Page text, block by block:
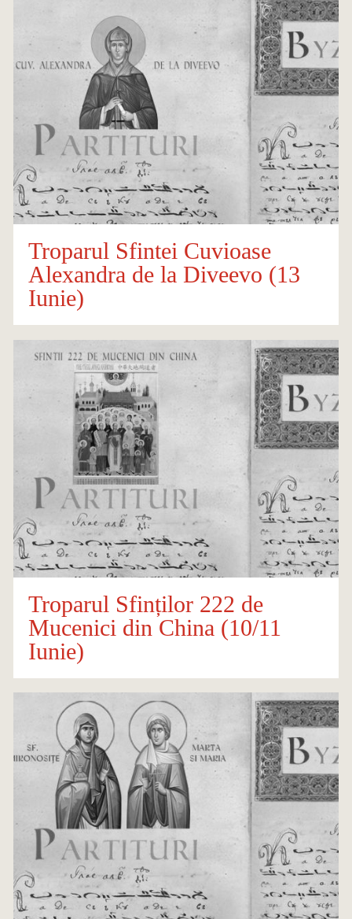
Troparul Sfintei Cuvioase
Alexandra de la Diveevo (13
Iunie)
Troparul Sfinților 222 de
Mucenici din China (10/11
Iunie)